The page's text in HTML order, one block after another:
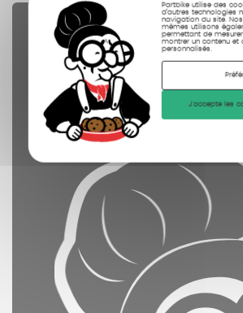
Partbike utilise des
d’autres technologies
navigation du site.
mêmes utilisons
permettant de
montrer un contenu et
personnalisés.
J'accepte les
Pièces
contrôlées
nettoyées
photographiées